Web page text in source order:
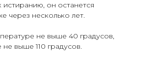
он останется
через несколько лет.
не выше 40 градусов,
выше 110 градусов.